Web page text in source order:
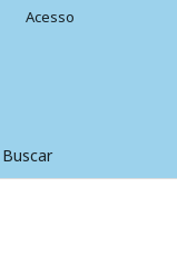
Buscar
Acesso